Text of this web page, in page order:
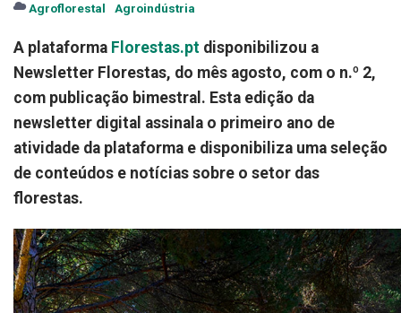
Agroflorestal
Agroindústria
A plataforma Florestas.pt disponibilizou a
Newsletter Florestas, do mês agosto, com o n.º 2,
com publicação bimestral. Esta edição da
newsletter digital assinala o primeiro ano de
atividade da plataforma e disponibiliza uma seleção
de conteúdos e notícias sobre o setor das
florestas.